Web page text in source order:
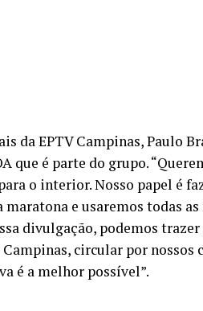
da EPTV Campinas, Paulo
que é parte do grupo.
o interior. Nosso papel é
e usaremos todas
divulgação, podemos trazer
circular por
é a melhor possível”.